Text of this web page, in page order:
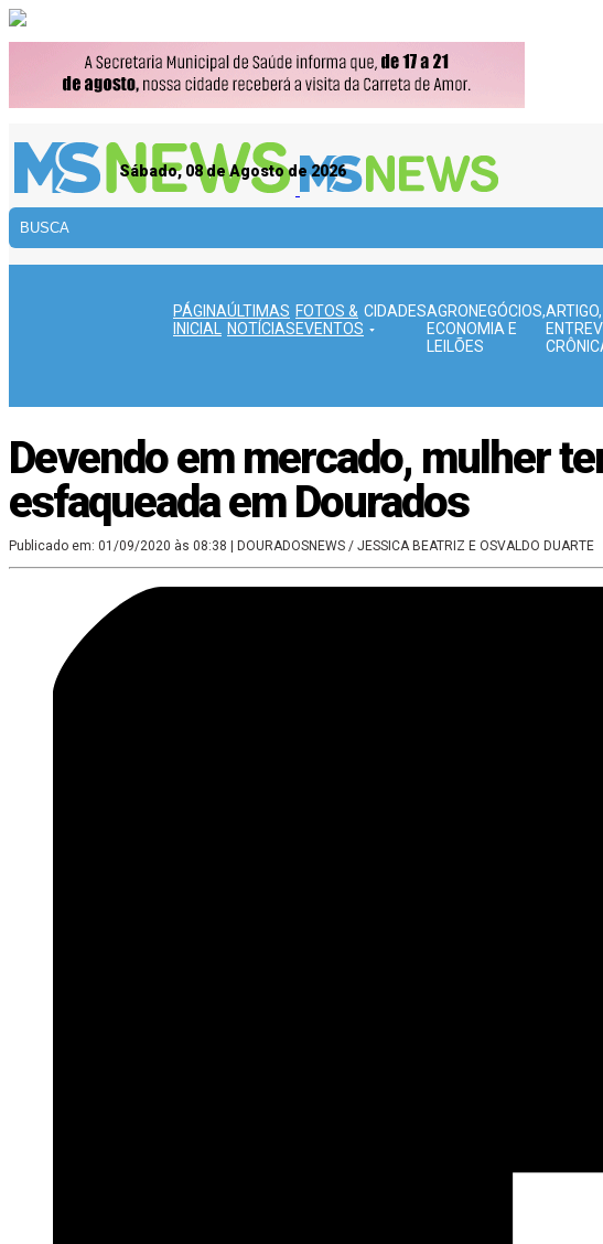
Sábado, 08 de Agosto de 2026
PÁGINA
INICIAL
ÚLTIMAS
NOTÍCIAS
FOTOS &
EVENTOS
CIDADESAGRONEGÓCIOS,
ECONOMIA E
LEILÕES
Devendo em mercado, mulher
esfaqueada em Dourados
Publicado em: 01/09/2020 às 08:38 | DOURADOSNEWS / JESSICA BEATRIZ E OSVALDO DUARTE